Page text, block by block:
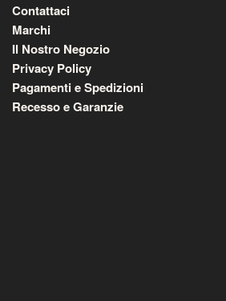
Contattaci
Marchi
Il Nostro Negozio
Privacy Policy
Pagamenti e Spedizioni
Recesso e Garanzie